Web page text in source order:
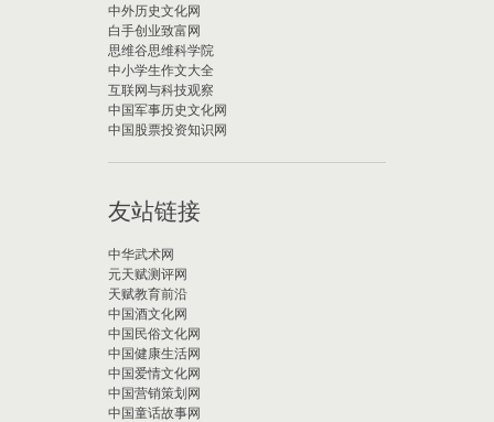
中外历史文化网
白手创业致富网
思维谷思维科学院
中小学生作文大全
互联网与科技观察
中国军事历史文化网
中国股票投资知识网
友站链接
中华武术网
元天赋测评网
天赋教育前沿
中国酒文化网
中国民俗文化网
中国健康生活网
中国爱情文化网
中国营销策划网
中国童话故事网